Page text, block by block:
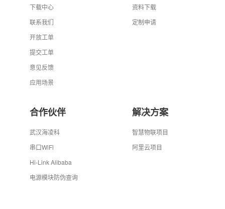
下载中心
联系我们
开放工单
提交工单
意见反馈
应用场景
资料下载
定制申请
合作伙伴
武汉海凌科
串口WiFi
Hi-Link Alibaba
电源模块防伪查询
解决方案
智慧物联项目
阿里云项目